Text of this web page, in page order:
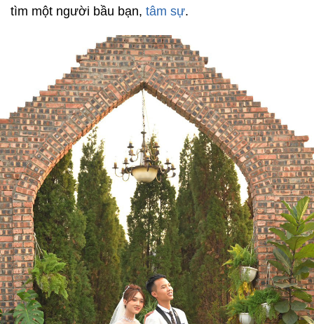
tìm một người bầu bạn, tâm sự.